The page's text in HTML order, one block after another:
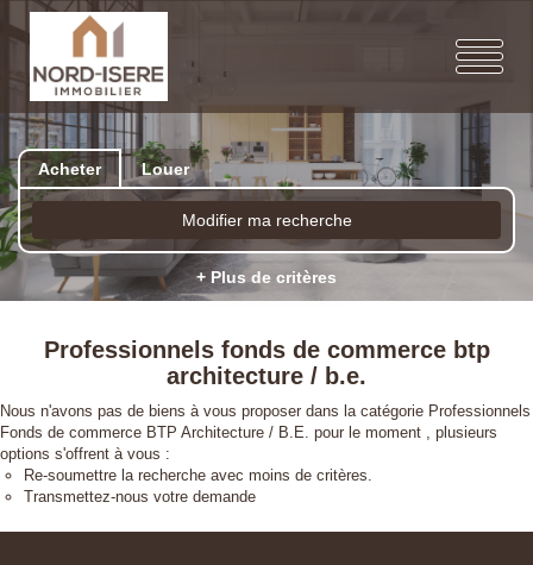
Acheter Louer
Modifier ma recherche
+ Plus de critères
Professionnels fonds de commerce btp
architecture / b.e.
Nous n'avons pas de biens à vous proposer dans la catégorie Professionnels
Fonds de commerce BTP Architecture / B.E. pour le moment , plusieurs
options s'offrent à vous :
Re-soumettre la recherche avec moins de critères.
Transmettez-nous votre demande